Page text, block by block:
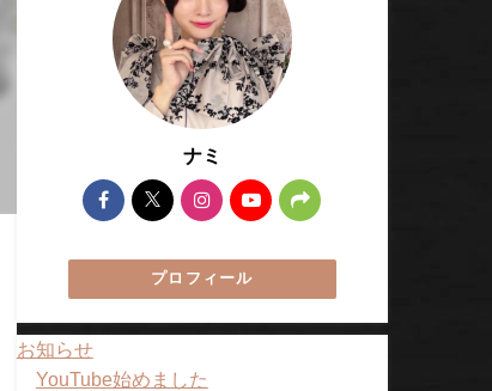
ナミ
プロフィール
お知らせ
YouTube始めました